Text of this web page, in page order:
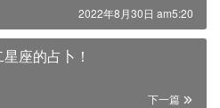
2022年8月30日 am5:20
座的占卜！
下一篇